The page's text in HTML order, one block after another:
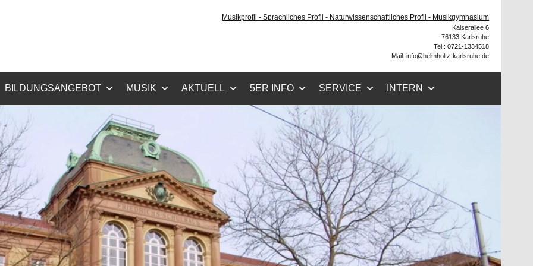
Gymnasium KarlsruheMusikprofil - Sprachliches Profil - Naturwissenschaftliches Profil - Musikgymnasium
Kaiserallee 6
76133 Karlsruhe
Tel.: 0721-1334518
Mail: info@helmholtz-karlsruhe.de
BILDUNGSANGEBOT MUSIK AKTUELL 5ER INFO SERVICE INTERN